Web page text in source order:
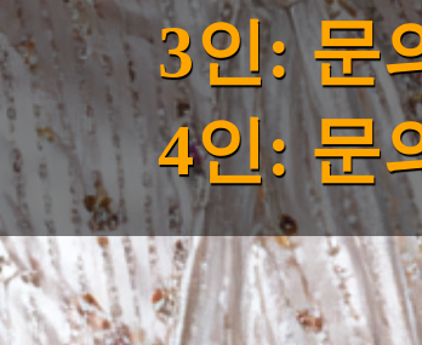
3인: 문
4인: 문